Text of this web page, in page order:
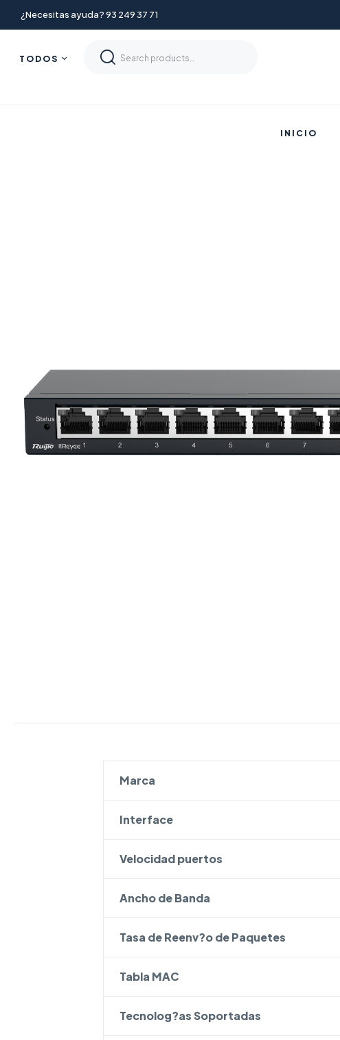
¿Necesitas ayuda? 93 249 37 71
TODOS
INICIO
Marca
Interface
Velocidad puertos
Ancho de Banda
Tasa de Reenv?o de Paquetes
Tabla MAC
Tecnolog?as Soportadas